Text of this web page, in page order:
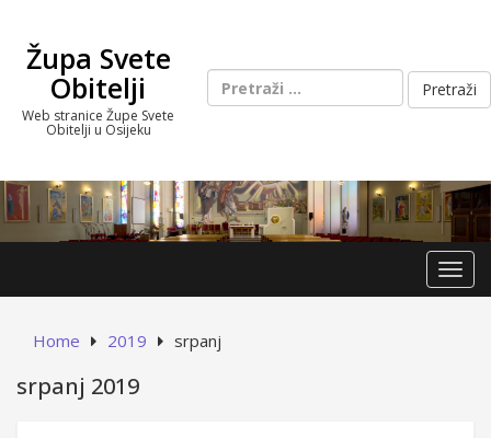
contentŽupa Svete
Obitelji
Web stranice Župe Svete
Obitelji u Osijeku
Pretraži:
Home 2019 srpanj
srpanj 2019